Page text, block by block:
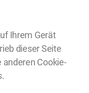
Ihrem Gerät
dieser Seite
Cookie-